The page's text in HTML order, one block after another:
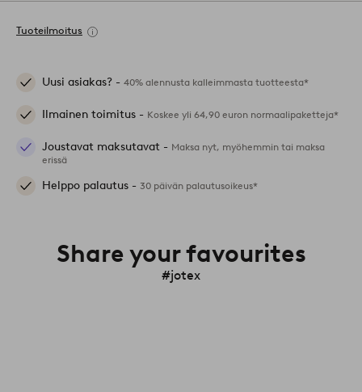
Tuoteilmoitus
Uusi asiakas? - 40% alennusta kalleimmasta tuotteesta*
Ilmainen toimitus - Koskee yli 64,90 euron normaalipaketteja*
Joustavat maksutavat - Maksa nyt, myöhemmin tai maksa
erissä
Helppo palautus - 30 päivän palautusoikeus*
Share your favourites
#jotex